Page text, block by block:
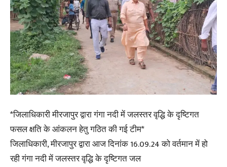
*जिलाधिकारी मीरजापुर द्वारा गंगा नदी में जलस्तर वृद्धि के दृष्टिगत
फसल क्षति के आंकलन हेतु गठित की गई टीम*
जिलाधिकारी, मीरजापुर द्वारा आज दिनांक 16.09.24 को वर्तमान में हो
रही गंगा नदी में जलस्तर वृद्धि के दृष्टिगत जल